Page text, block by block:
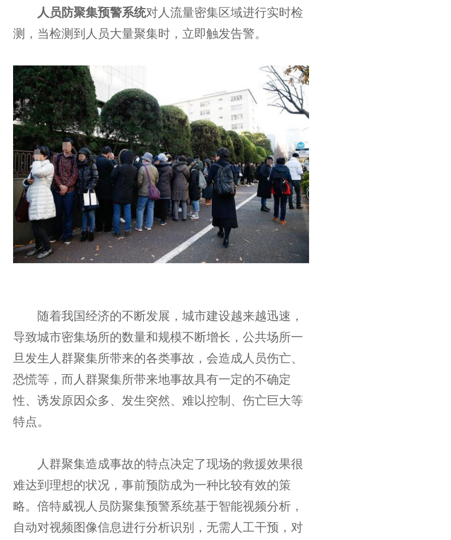
人员防聚集预警系统对人流量密集区域进行实时检
测，当检测到人员大量聚集时，立即触发告警。
随着我国经济的不断发展，城市建设越来越迅速，
导致城市密集场所的数量和规模不断增长，公共场所一
旦发生人群聚集所带来的各类事故，会造成人员伤亡、
恐慌等，而人群聚集所带来地事故具有一定的不确定
性、诱发原因众多、发生突然、难以控制、伤亡巨大等
特点。
人群聚集造成事故的特点决定了现场的救援效果很
难达到理想的状况，事前预防成为一种比较有效的策
略。倍特威视人员防聚集预警系统基于智能视频分析，
自动对视频图像信息进行分析识别，无需人工干预，对